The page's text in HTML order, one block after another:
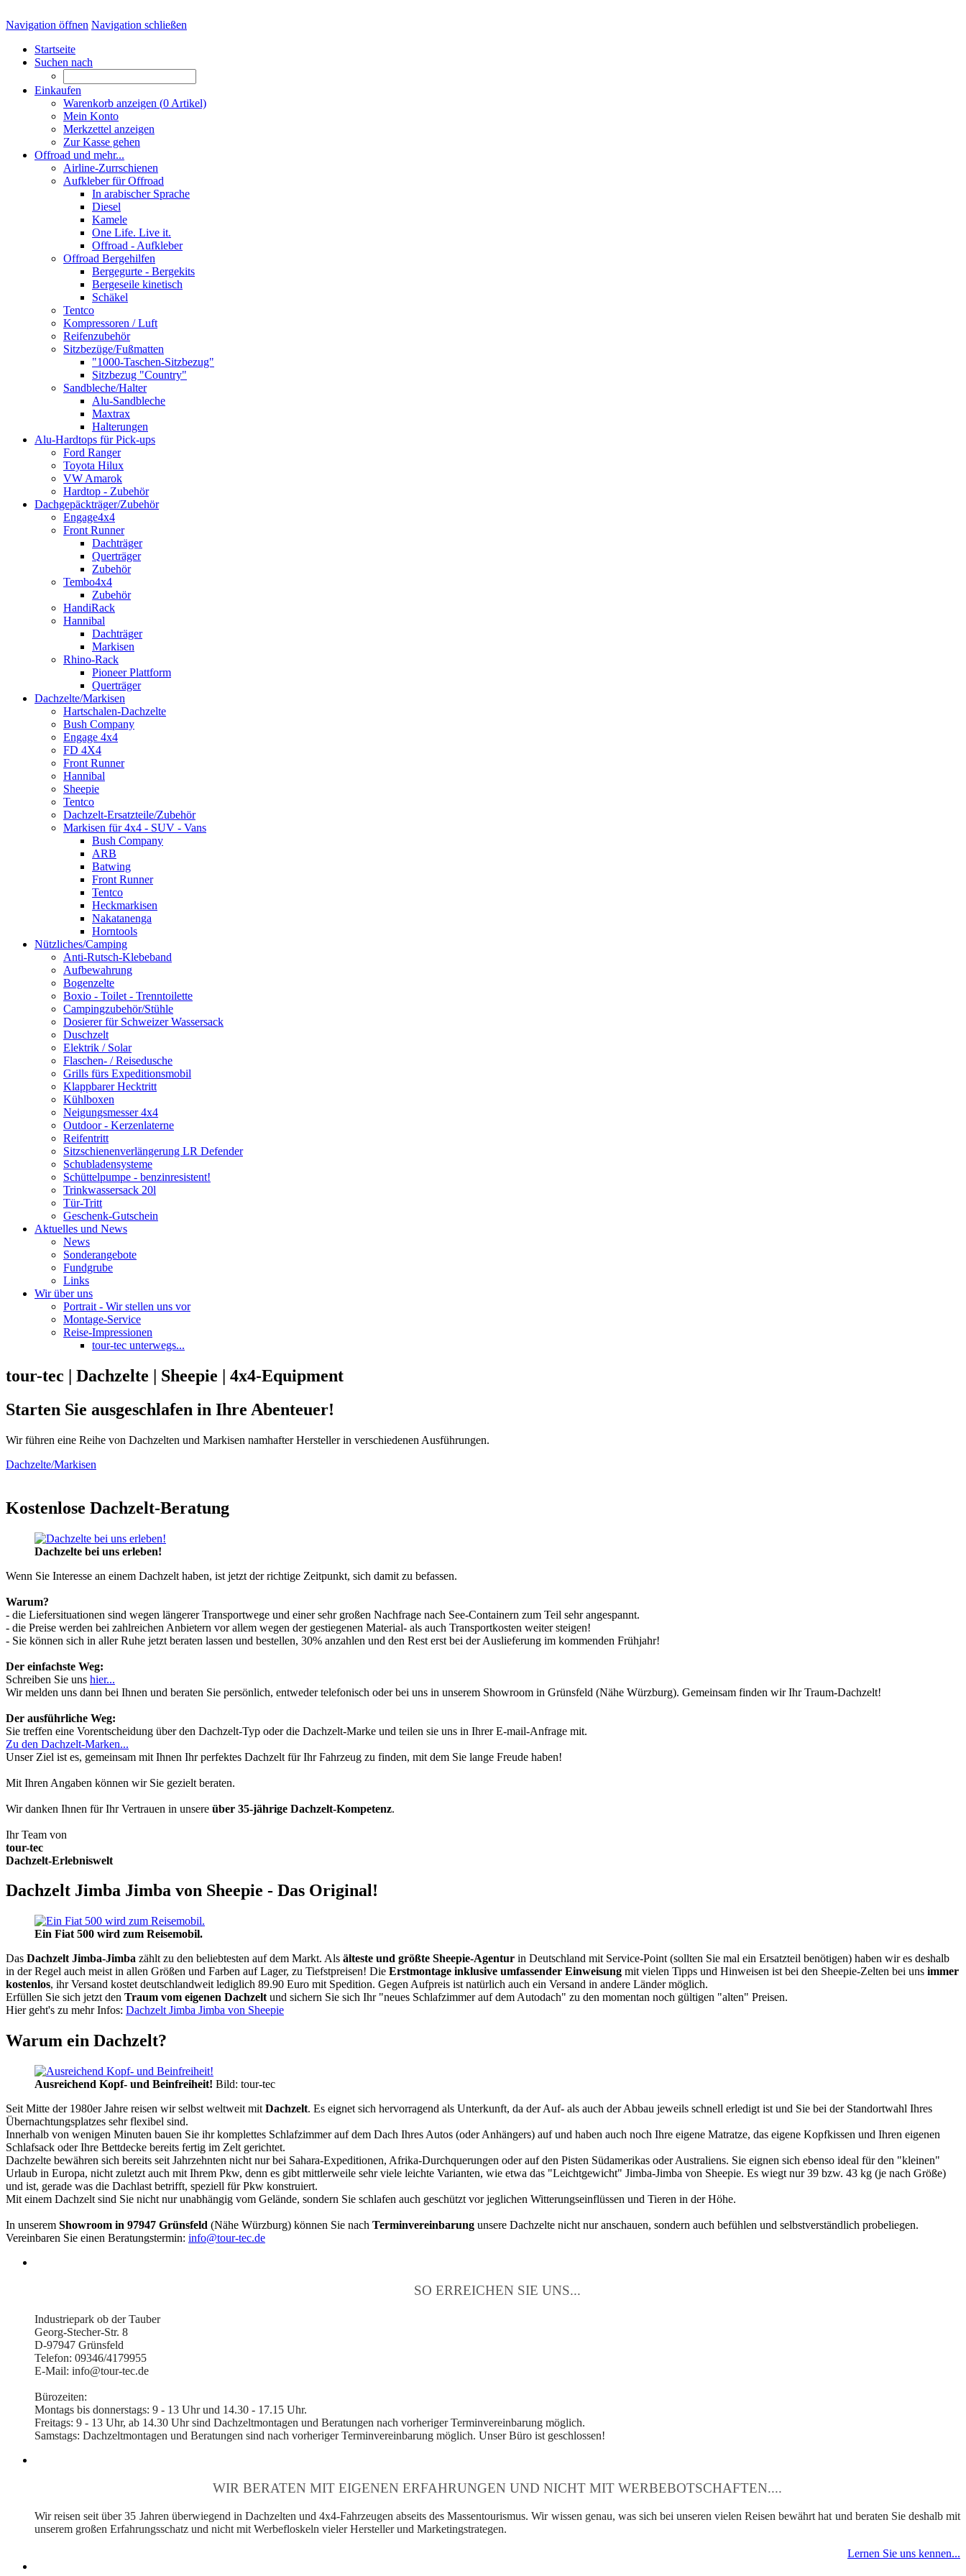
Navigation öffnen Navigation schließen
Startseite
Suchen nach
Einkaufen
Warenkorb anzeigen (0 Artikel)
Mein Konto
Merkzettel anzeigen
Zur Kasse gehen
Offroad und mehr...
Airline-Zurrschienen
Aufkleber für Offroad
In arabischer Sprache
Diesel
Kamele
One Life. Live it.
Offroad - Aufkleber
Offroad Bergehilfen
Bergegurte - Bergekits
Bergeseile kinetisch
Schäkel
Tentco
Kompressoren / Luft
Reifenzubehör
Sitzbezüge/Fußmatten
"1000-Taschen-Sitzbezug"
Sitzbezug "Country"
Sandbleche/Halter
Alu-Sandbleche
Maxtrax
Halterungen
Alu-Hardtops für Pick-ups
Ford Ranger
Toyota Hilux
VW Amarok
Hardtop - Zubehör
Dachgepäckträger/Zubehör
Engage4x4
Front Runner
Dachträger
Querträger
Zubehör
Tembo4x4
Zubehör
HandiRack
Hannibal
Dachträger
Markisen
Rhino-Rack
Pioneer Plattform
Querträger
Dachzelte/Markisen
Hartschalen-Dachzelte
Bush Company
Engage 4x4
FD 4X4
Front Runner
Hannibal
Sheepie
Tentco
Dachzelt-Ersatzteile/Zubehör
Markisen für 4x4 - SUV - Vans
Bush Company
ARB
Batwing
Front Runner
Tentco
Heckmarkisen
Nakatanenga
Horntools
Nützliches/Camping
Anti-Rutsch-Klebeband
Aufbewahrung
Bogenzelte
Boxio - Toilet - Trenntoilette
Campingzubehör/Stühle
Dosierer für Schweizer Wassersack
Duschzelt
Elektrik / Solar
Flaschen- / Reisedusche
Grills fürs Expeditionsmobil
Klappbarer Hecktritt
Kühlboxen
Neigungsmesser 4x4
Outdoor - Kerzenlaterne
Reifentritt
Sitzschienenverlängerung LR Defender
Schubladensysteme
Schüttelpumpe - benzinresistent!
Trinkwassersack 20l
Tür-Tritt
Geschenk-Gutschein
Aktuelles und News
News
Sonderangebote
Fundgrube
Links
Wir über uns
Portrait - Wir stellen uns vor
Montage-Service
Reise-Impressionen
tour-tec unterwegs...
tour-tec | Dachzelte | Sheepie | 4x4-Equipment
Starten Sie ausgeschlafen in Ihre Abenteuer!
Wir führen eine Reihe von Dachzelten und Markisen namhafter Hersteller in verschiedenen Ausführungen.
Dachzelte/Markisen
Kostenlose Dachzelt-Beratung
Dachzelte bei uns erleben!
Wenn Sie Interesse an einem Dachzelt haben, ist jetzt der richtige Zeitpunkt, sich damit zu befassen.
Warum?
- die Liefersituationen sind wegen längerer Transportwege und einer sehr großen Nachfrage nach See-Containern zum Teil sehr angespannt.
- die Preise werden bei zahlreichen Anbietern vor allem wegen der gestiegenen Material- als auch Transportkosten weiter steigen!
- Sie können sich in aller Ruhe jetzt beraten lassen und bestellen, 30% anzahlen und den Rest erst bei der Auslieferung im kommenden Frühjahr!
Der einfachste Weg:
Schreiben Sie uns hier...
Wir melden uns dann bei Ihnen und beraten Sie persönlich, entweder telefonisch oder bei uns in unserem Showroom in Grünsfeld (Nähe Würzburg). Gemeinsam finden wir Ihr Traum-Dachzelt!
Der ausführliche Weg:
Sie treffen eine Vorentscheidung über den Dachzelt-Typ oder die Dachzelt-Marke und teilen sie uns in Ihrer E-mail-Anfrage mit.
Zu den Dachzelt-Marken...
Unser Ziel ist es, gemeinsam mit Ihnen Ihr perfektes Dachzelt für Ihr Fahrzeug zu finden, mit dem Sie lange Freude haben!
Mit Ihren Angaben können wir Sie gezielt beraten.
Wir danken Ihnen für Ihr Vertrauen in unsere über 35-jährige Dachzelt-Kompetenz.
Ihr Team von
tour-tec
Dachzelt-Erlebniswelt
Dachzelt Jimba Jimba von Sheepie - Das Original!
Ein Fiat 500 wird zum Reisemobil.
Das Dachzelt Jimba-Jimba zählt zu den beliebtesten auf dem Markt. Als älteste und größte Sheepie-Agentur in Deutschland mit Service-Point (sollten Sie mal ein Ersatzteil benötigen) haben wir es deshalb
in der Regel auch meist in allen Größen und Farben auf Lager, zu Tiefstpreisen! Die Erstmontage inklusive umfassender Einweisung mit vielen Tipps und Hinweisen ist bei den Sheepie-Zelten bei uns immer
kostenlos, ihr Versand kostet deutschlandweit lediglich 89.90 Euro mit Spedition. Gegen Aufpreis ist natürlich auch ein Versand in andere Länder möglich.
Erfüllen Sie sich jetzt den Traum vom eigenen Dachzelt und sichern Sie sich Ihr "neues Schlafzimmer auf dem Autodach" zu den momentan noch gültigen "alten" Preisen.
Hier geht's zu mehr Infos: Dachzelt Jimba Jimba von Sheepie
Warum ein Dachzelt?
Ausreichend Kopf- und Beinfreiheit! Bild: tour-tec
Seit Mitte der 1980er Jahre reisen wir selbst weltweit mit Dachzelt. Es eignet sich hervorragend als Unterkunft, da der Auf- als auch der Abbau jeweils schnell erledigt ist und Sie bei der Standortwahl Ihres
Übernachtungsplatzes sehr flexibel sind.
Innerhalb von wenigen Minuten bauen Sie ihr komplettes Schlafzimmer auf dem Dach Ihres Autos (oder Anhängers) auf und haben auch noch Ihre eigene Matratze, das eigene Kopfkissen und Ihren eigenen
Schlafsack oder Ihre Bettdecke bereits fertig im Zelt gerichtet.
Dachzelte bewähren sich bereits seit Jahrzehnten nicht nur bei Sahara-Expeditionen, Afrika-Durchquerungen oder auf den Pisten Südamerikas oder Australiens. Sie eignen sich ebenso ideal für den "kleinen"
Urlaub in Europa, nicht zuletzt auch mit Ihrem Pkw, denn es gibt mittlerweile sehr viele leichte Varianten, wie etwa das "Leichtgewicht" Jimba-Jimba von Sheepie. Es wiegt nur 39 bzw. 43 kg (je nach Größe)
und ist, gerade was die Dachlast betrifft, speziell für Pkw konstruiert.
Mit einem Dachzelt sind Sie nicht nur unabhängig vom Gelände, sondern Sie schlafen auch geschützt vor jeglichen Witterungseinflüssen und Tieren in der Höhe.
In unserem Showroom in 97947 Grünsfeld (Nähe Würzburg) können Sie nach Terminvereinbarung unsere Dachzelte nicht nur anschauen, sondern auch befühlen und selbstverständlich probeliegen.
Vereinbaren Sie einen Beratungstermin: info@tour-tec.de
SO ERREICHEN SIE UNS...
Industriepark ob der Tauber
Georg-Stecher-Str. 8
D-97947 Grünsfeld
Telefon: 09346/4179955
E-Mail: info@tour-tec.de
Bürozeiten:
Montags bis donnerstags: 9 - 13 Uhr und 14.30 - 17.15 Uhr.
Freitags: 9 - 13 Uhr, ab 14.30 Uhr sind Dachzeltmontagen und Beratungen nach vorheriger Terminvereinbarung möglich.
Samstags: Dachzeltmontagen und Beratungen sind nach vorheriger Terminvereinbarung möglich. Unser Büro ist geschlossen!
WIR BERATEN MIT EIGENEN ERFAHRUNGEN UND NICHT MIT WERBEBOTSCHAFTEN....
Wir reisen seit über 35 Jahren überwiegend in Dachzelten und 4x4-Fahrzeugen abseits des Massentourismus. Wir wissen genau, was sich bei unseren vielen Reisen bewährt hat und beraten Sie deshalb mit
unserem großen Erfahrungsschatz und nicht mit Werbefloskeln vieler Hersteller und Marketingstrategen.
Lernen Sie uns kennen...